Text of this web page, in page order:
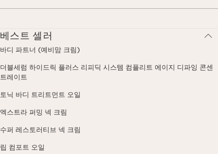
베스트 셀러
바디 파트너 (예비맘 크림)
더블세럼 하이드릭 플러스 리피딕 시스템 컴플리트 에이지 디파잉 콘센
트레이트
토닉 바디 트리트먼트 오일
엑스트라 퍼밍 넥 크림
수퍼 레스토러티브 넥 크림
립 컴포트 오일